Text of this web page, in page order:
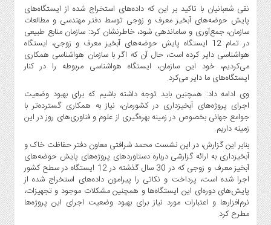
نقی شعبانیان با تاکید بر این که داده‌های استخراج ‌شده از ایستگاه‌های
پایش حوضه‌های آبخیز معرف و زوجی توسط دفتر مهندسی و مطالعات
سازمان، جمع‌آوری و ساماندهی شود، خاطرنشان کرد: سازمان منابع طبیعی
در تمام 12 ایستگاه پایش حوضه‌های آبخیز معرف و زوجی، ایستگاه
هواشناسی دایر کرده است، حال آن که اگر با سازمان هواشناسی همکاری
می‌کردیم، خود این سازمان، ایستگاه هواشناسی مربوطه را در کنار
ایستگاه‌های ما دایر می‌کرد.
وی ادامه داد: همچنین باید توجه داشته باشیم که برای بهبود وضعیت
اجرای پروژه‌های آبخیزداری در کشورمان، نیاز به همکاری گسترده‌تر با
جوامع جهانی بخصوص در زمینه بهره‌گیری از علوم و فناوری‌های روز در این
زمینه داریم.
بنابر این گزارش، در این نشست محمد شرافتی معاون دفتر حفاظت خاک و
آبخیزداری به ارائه گزارشی درباره دستاوردهای پروژه‌های پایش حوضه‌های
آبخیز معرف و زوجی که در 30 سال گذشته در 12 ایستگاه در سطح کشور
اجرا شده است، پرداخت و نکاتی را پیرامون داده‌های استخراج‌ شده از
پایش‌های دوره‌ای این ایستگاه‌ها و همچنین مشکلات موجود و تجهیزات،
نرم‌افزارها و اعتبارات مورد نیاز برای بهبود وضعیت اجرای این پروژه‌ها
مطرح کرد.